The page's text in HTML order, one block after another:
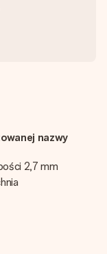
nazwy
2,7 mm